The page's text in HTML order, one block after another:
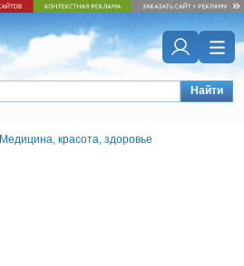
Найти
Медицина, красота, здоровье